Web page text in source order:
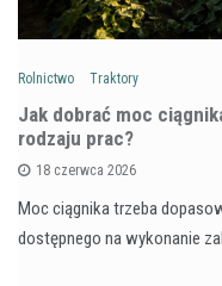
Rolnictwo Traktory
Jak dobrać moc
rodzaju prac?
18 czerwca 2026
Moc ciągnika trzeba
dostępnego na wykonanie